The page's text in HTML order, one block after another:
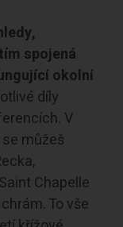
spojená
okolní
díly
V
můžeš
Chapelle
To vše